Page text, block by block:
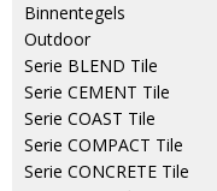
Binnentegels
Outdoor
Serie BLEND Tile
Serie CEMENT Tile
Serie COAST Tile
Serie COMPACT Tile
Serie CONCRETE Tile